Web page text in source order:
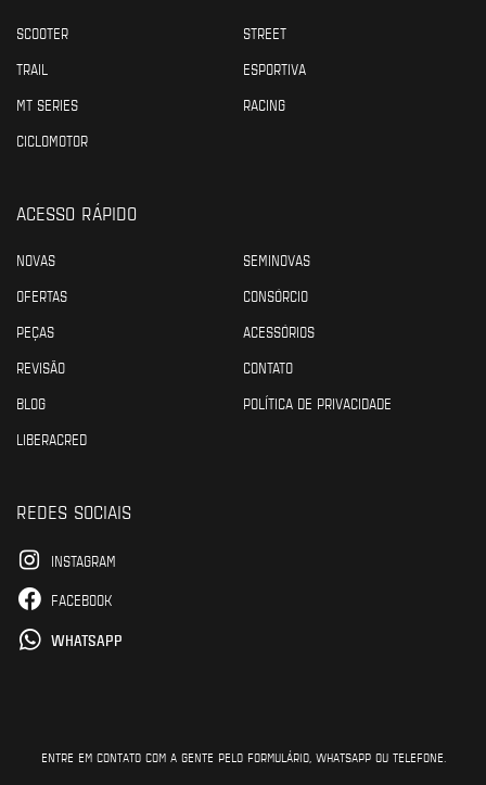
SCOOTER
STREET
TRAIL
ESPORTIVA
MT SERIES
RACING
CICLOMOTOR
ACESSO RÁPIDO
NOVAS
SEMINOVAS
OFERTAS
CONSÓRCIO
PEÇAS
ACESSÓRIOS
REVISÃO
CONTATO
BLOG
POLÍTICA DE PRIVACIDADE
LIBERACRED
REDES SOCIAIS
INSTAGRAM
FACEBOOK
WHATSAPP
ENTRE EM CONTATO COM A GENTE PELO FORMULÁRIO, WHATSAPP OU TELEFONE.